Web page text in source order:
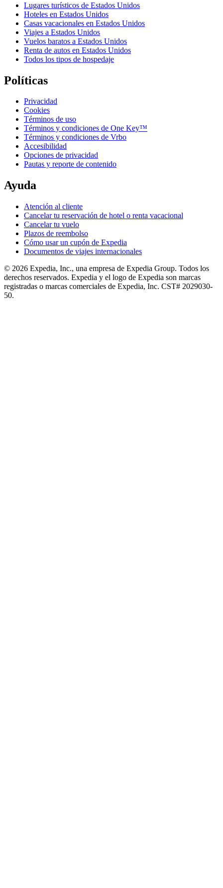
Lugares turísticos de Estados Unidos
Hoteles en Estados Unidos
Casas vacacionales en Estados Unidos
Viajes a Estados Unidos
Vuelos baratos a Estados Unidos
Renta de autos en Estados Unidos
Todos los tipos de hospedaje
Políticas
Privacidad
Cookies
Términos de uso
Términos y condiciones de One Key™
Términos y condiciones de Vrbo
Accesibilidad
Opciones de privacidad
Pautas y reporte de contenido
Ayuda
Atención al cliente
Cancelar tu reservación de hotel o renta vacacional
Cancelar tu vuelo
Plazos de reembolso
Cómo usar un cupón de Expedia
Documentos de viajes internacionales
© 2026 Expedia, Inc., una empresa de Expedia Group. Todos los
derechos reservados. Expedia y el logo de Expedia son marcas
registradas o marcas comerciales de Expedia, Inc. CST# 2029030-
50.